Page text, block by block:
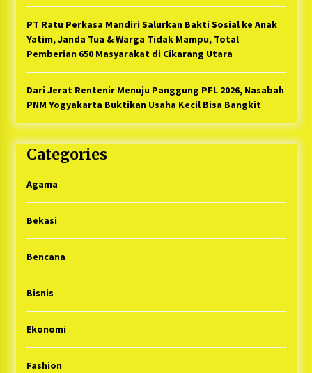
PT Ratu Perkasa Mandiri Salurkan Bakti Sosial ke Anak
Yatim, Janda Tua & Warga Tidak Mampu, Total
Pemberian 650 Masyarakat di Cikarang Utara
Dari Jerat Rentenir Menuju Panggung PFL 2026, Nasabah
PNM Yogyakarta Buktikan Usaha Kecil Bisa Bangkit
Categories
Agama
Bekasi
Bencana
Bisnis
Ekonomi
Fashion